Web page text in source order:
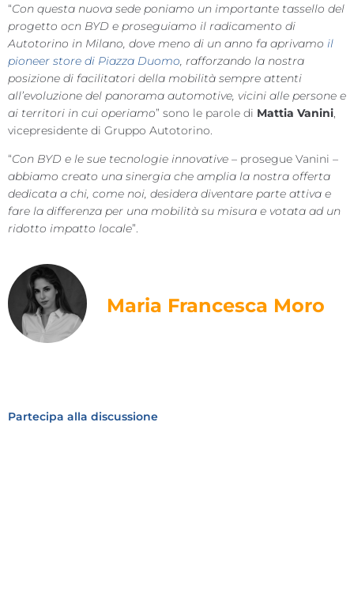
“Con questa nuova sede poniamo un importante tassello del
progetto ocn BYD e proseguiamo il radicamento di
Autotorino in Milano, dove meno di un anno fa aprivamo il
pioneer store di Piazza Duomo , rafforzando la nostra
posizione di facilitatori della mobilità sempre attenti
all’evoluzione del panorama automotive, vicini alle persone e
ai territori in cui operiamo” sono le parole di Mattia Vanini
vicepresidente di Gruppo Autotorino.
“Con BYD e le sue tecnologie innovative – prosegue Vanini –
abbiamo creato una sinergia che amplia la nostra offerta
dedicata a chi, come noi, desidera diventare parte attiva e
fare la differenza per una mobilità su misura e votata ad un
ridotto impatto locale”.
Maria Francesca Moro
Partecipa alla discussione